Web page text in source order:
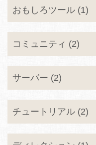
おもしろツール (1)
コミュニティ (2)
サーバー (2)
チュートリアル (2)